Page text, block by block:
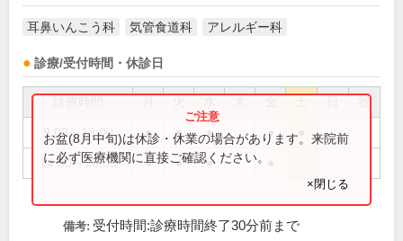
耳鼻いんこう科 気管食道科 アレルギー科
診療/受付時間・休診日
祝
9:00～13:00 ● ● ● ●
14:30～18:00 ● ● ●
お盆(8月中旬)は休診・休業の場合があります。来院前
に必ず医療機関に直接ご確認ください。
×閉じる
備考: 受付時間:診療時間終了30分前まで